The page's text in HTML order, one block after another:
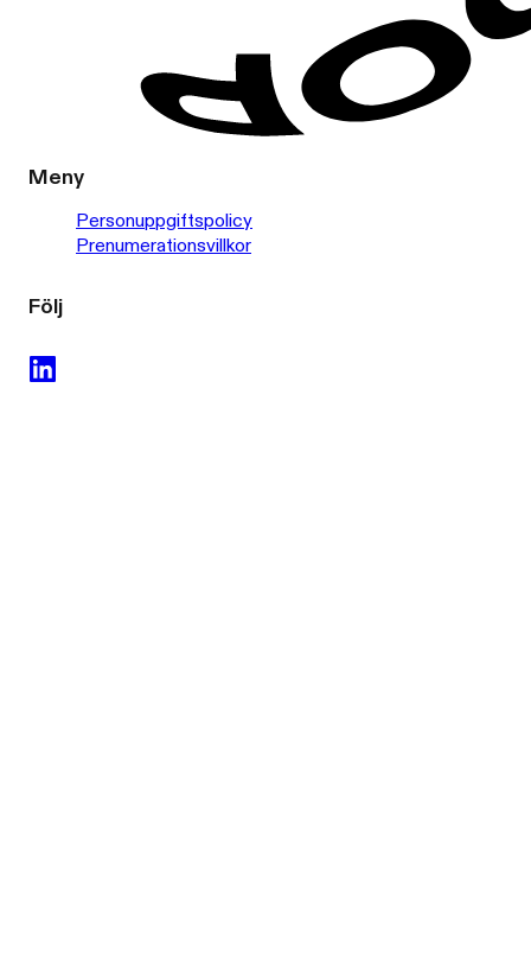
Meny
Personuppgiftspolicy
Prenumerationsvillkor
Följ